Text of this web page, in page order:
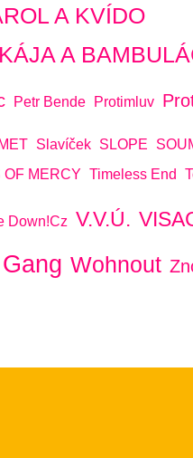
A KVÍDO
KÁJA A
Petr Bende Protimluv
Slavíček SLOPE
MERCY Timeless End
Down!cz V.V.Ú.
Wohnout